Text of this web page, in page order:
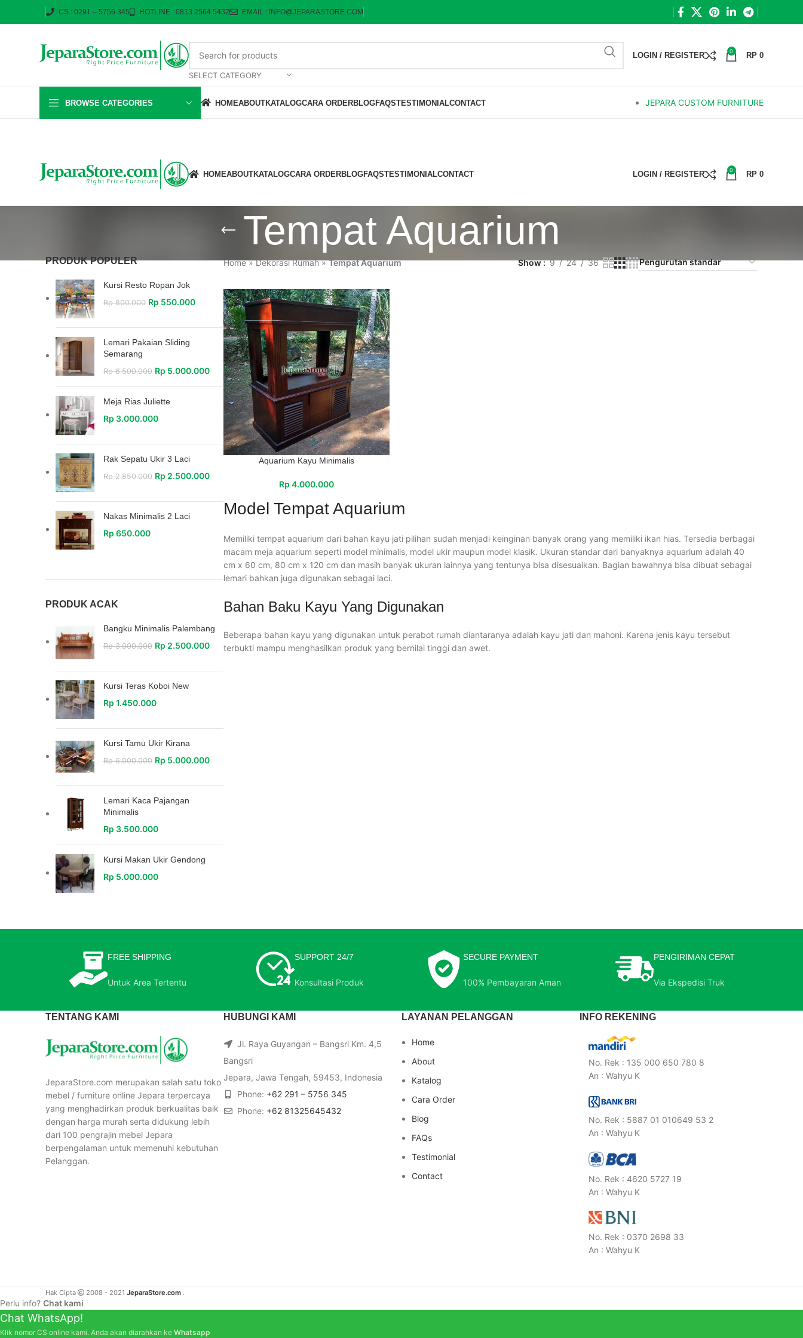
CS : 0291 – 5756 345 HOTLINE : 0813 2564 5432 EMAIL : INFO@JEPARASTORE.COM
SELECT CATEGORY
LOGIN / REGISTER 0 RP 0
BROWSE CATEGORIES HOMEABOUTKATALOGCARA ORDERBLOGFAQSTESTIMONIALCONTACT JEPARA CUSTOM FURNITURE
HOMEABOUTKATALOGCARA ORDERBLOGFAQSTESTIMONIALCONTACT LOGIN / REGISTER 0 RP 0
Tempat Aquarium
PRODUK POPULER
Kursi Resto Ropan Jok
Rp800.000 Rp 550.000
Lemari Pakaian Sliding
Semarang
Rp6.500.000 Rp 5.000.000
Meja Rias Juliette
Rp 3.000.000
Rak Sepatu Ukir 3 Laci
Rp2.850.000 Rp 2.500.000
Nakas Minimalis 2 Laci
Rp 650.000
PRODUK ACAK
Bangku Minimalis Palembang
Rp3.000.000 Rp 2.500.000
Kursi Teras Koboi New
Rp 1.450.000
Kursi Tamu Ukir Kirana
Rp6.000.000 Rp 5.000.000
Lemari Kaca Pajangan
Minimalis
Rp 3.500.000
Kursi Makan Ukir Gendong
Rp 5.000.000
Home»Dekorasi Rumah»Tempat Aquarium Show 9 24 36
Aquarium Kayu Minimalis
Rp 4.000.000
Model Tempat Aquarium
Memiliki tempat aquarium dari bahan kayu jati pilihan sudah menjadi keinginan banyak orang yang memiliki ikan hias. Tersedia berbagai
macam meja aquarium seperti model minimalis, model ukir maupun model klasik. Ukuran standar dari banyaknya aquarium adalah 40
cm x 60 cm, 80 cm x 120 cm dan masih banyak ukuran lainnya yang tentunya bisa disesuaikan. Bagian bawahnya bisa dibuat sebagai
lemari bahkan juga digunakan sebagai laci.
Bahan Baku Kayu Yang Digunakan
Beberapa bahan kayu yang digunakan untuk perabot rumah diantaranya adalah kayu jati dan mahoni. Karena jenis kayu tersebut
terbukti mampu menghasilkan produk yang bernilai tinggi dan awet.
FREE SHIPPING
Untuk Area Tertentu
SUPPORT 24/7
Konsultasi Produk
SECURE PAYMENT
100% Pembayaran Aman
PENGIRIMAN CEPAT
Via Ekspedisi Truk
TENTANG KAMI
JeparaStore.com merupakan salah satu toko
mebel / furniture online Jepara terpercaya
yang menghadirkan produk berkualitas baik
dengan harga murah serta didukung lebih
dari 100 pengrajin mebel Jepara
berpengalaman untuk memenuhi kebutuhan
Pelanggan.
HUBUNGI KAMI
Jl. Raya Guyangan – Bangsri Km. 4,5
Bangsri
Jepara, Jawa Tengah, 59453, Indonesia
Phone: +62 291 – 5756 345
Phone: +62 81325645432
LAYANAN PELANGGAN
Home
About
Katalog
Cara Order
Blog
FAQs
Testimonial
Contact
INFO REKENING
No. Rek : 135 000 650 780 8
An : Wahyu K
No. Rek : 5887 01 010649 53 2
An : Wahyu K
No. Rek : 4620 5727 19
An : Wahyu K
No. Rek : 0370 2698 33
An : Wahyu K
Hak Cipta 2008 - 2021 JeparaStore.com .
Perlu info? Chat kami
Chat WhatsApp!
Klik nomor CS online kami. Anda akan diarahkan ke Whatsapp